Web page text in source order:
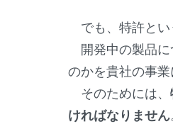
でも、特許とい
開発中の製品に
のかを貴社の事業
そのためには、
ければなりません